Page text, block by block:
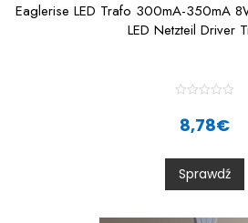
Eaglerise LED Trafo 300mA-350mA
LED Netzteil Driver
0
o
u
t
8,78€
Sprawdź